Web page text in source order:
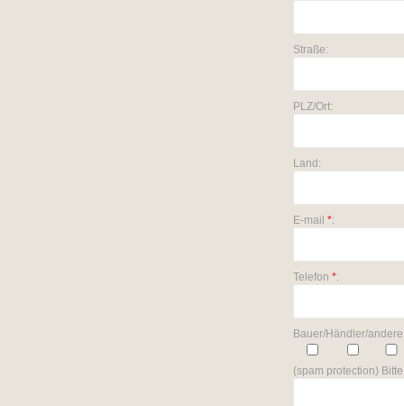
Straße:
PLZ/Ort:
Land:
E-mail *:
Telefon *:
Bauer/Händler/
(spam protection)